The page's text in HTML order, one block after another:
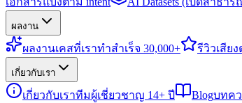
ผลงาน
ผลงานเคสที่เราทำสำเร็จ 30,000+ รีวิวเสีย
เกี่ยวกับเรา
เกี่ยวกับเราทีมผู้เชี่ยวชาญ 14+ ปี Blogบทคว